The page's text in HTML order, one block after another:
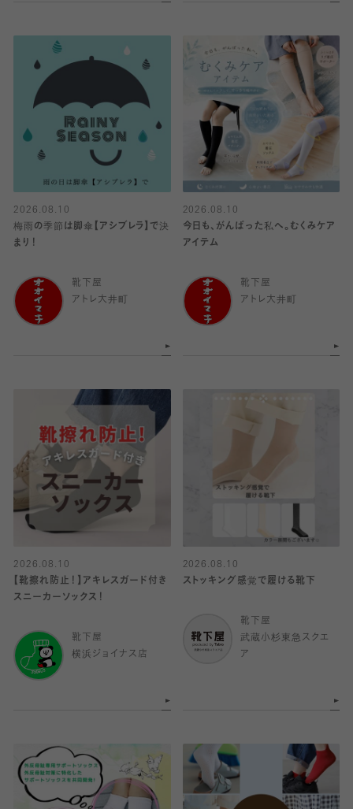
2026.08.10
梅雨の季節は脚傘【アシブレラ】で決
まり！
靴下屋
アトレ大井町
2026.08.10
今日も、がんばった私へ。むくみケア
アイテム
靴下屋
アトレ大井町
2026.08.10
【靴擦れ防止！】アキレスガード付き
スニーカーソックス！
靴下屋
横浜ジョイナス店
2026.08.10
ストッキング感覚で履ける靴下
靴下屋
武蔵小杉東急スクエ
ア